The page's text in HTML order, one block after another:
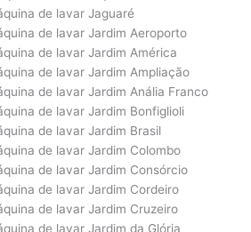
de lavar Jaguaré
de lavar Jardim Aeroporto
de lavar Jardim América
de lavar Jardim Ampliação
de lavar Jardim Anália Franco
de lavar Jardim Bonfiglioli
de lavar Jardim Brasil
de lavar Jardim Colombo
de lavar Jardim Consórcio
de lavar Jardim Cordeiro
de lavar Jardim Cruzeiro
de lavar Jardim da Glória